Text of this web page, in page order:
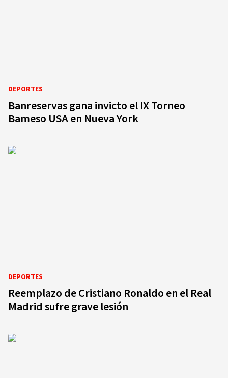
DEPORTES
Banreservas gana invicto el IX Torneo
Bameso USA en Nueva York
DEPORTES
Reemplazo de Cristiano Ronaldo en el Real
Madrid sufre grave lesión